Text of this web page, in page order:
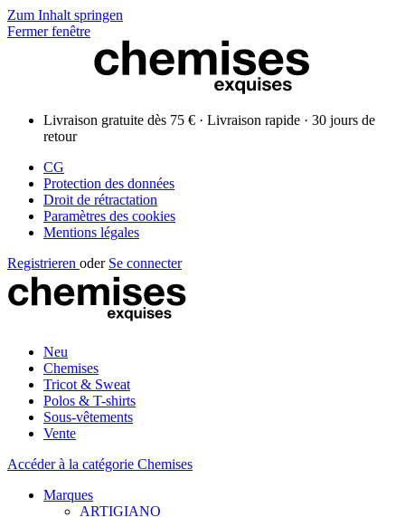
Zum Inhalt springen
Fermer fenêtre
Livraison gratuite dès 75 € · Livraison rapide · 30 jours de
retour
CG
Protection des données
Droit de rétractation
Paramètres des cookies
Mentions légales
Registrieren oder Se connecter
Neu
Chemises
Tricot & Sweat
Polos & T-shirts
Sous-vêtements
Vente
Accéder à la catégorie Chemises
Marques
ARTIGIANO